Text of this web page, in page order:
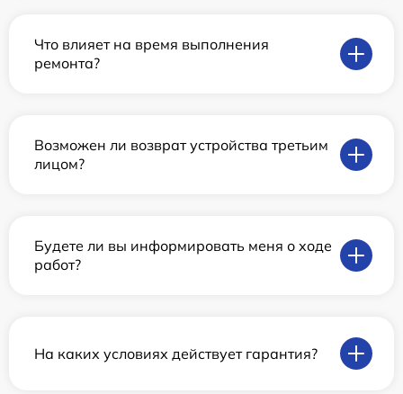
Что влияет на время выполнения
ремонта?
Возможен ли возврат устройства третьим
лицом?
Будете ли вы информировать меня о ходе
работ?
На каких условиях действует гарантия?